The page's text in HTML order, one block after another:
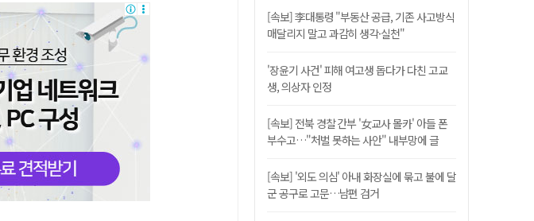
[속보] 李대통령 "부동산 공급, 기존 사고방식
매달리지 말고 과감히 생각·실천"
'장윤기 사건' 피해 여고생 돕다가 다친 고교
생, 의상자 인정
[속보] 전북 경찰 간부 '女교사 몰카' 아들 폰
부수고…"처벌 못하는 사안" 내부망에 글
[속보] '외도 의심' 아내 화장실에 묶고 불에 달
군 공구로 고문…남편 검거